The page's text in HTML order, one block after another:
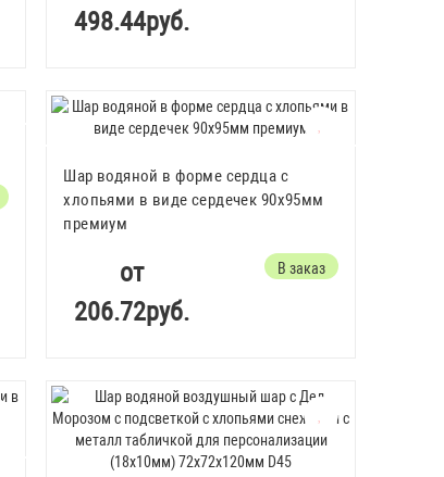
498.44руб.
Шар водяной в форме сердца с
хлопьями в виде сердечек 90х95мм
премиум
от
206.72руб.
В заказ